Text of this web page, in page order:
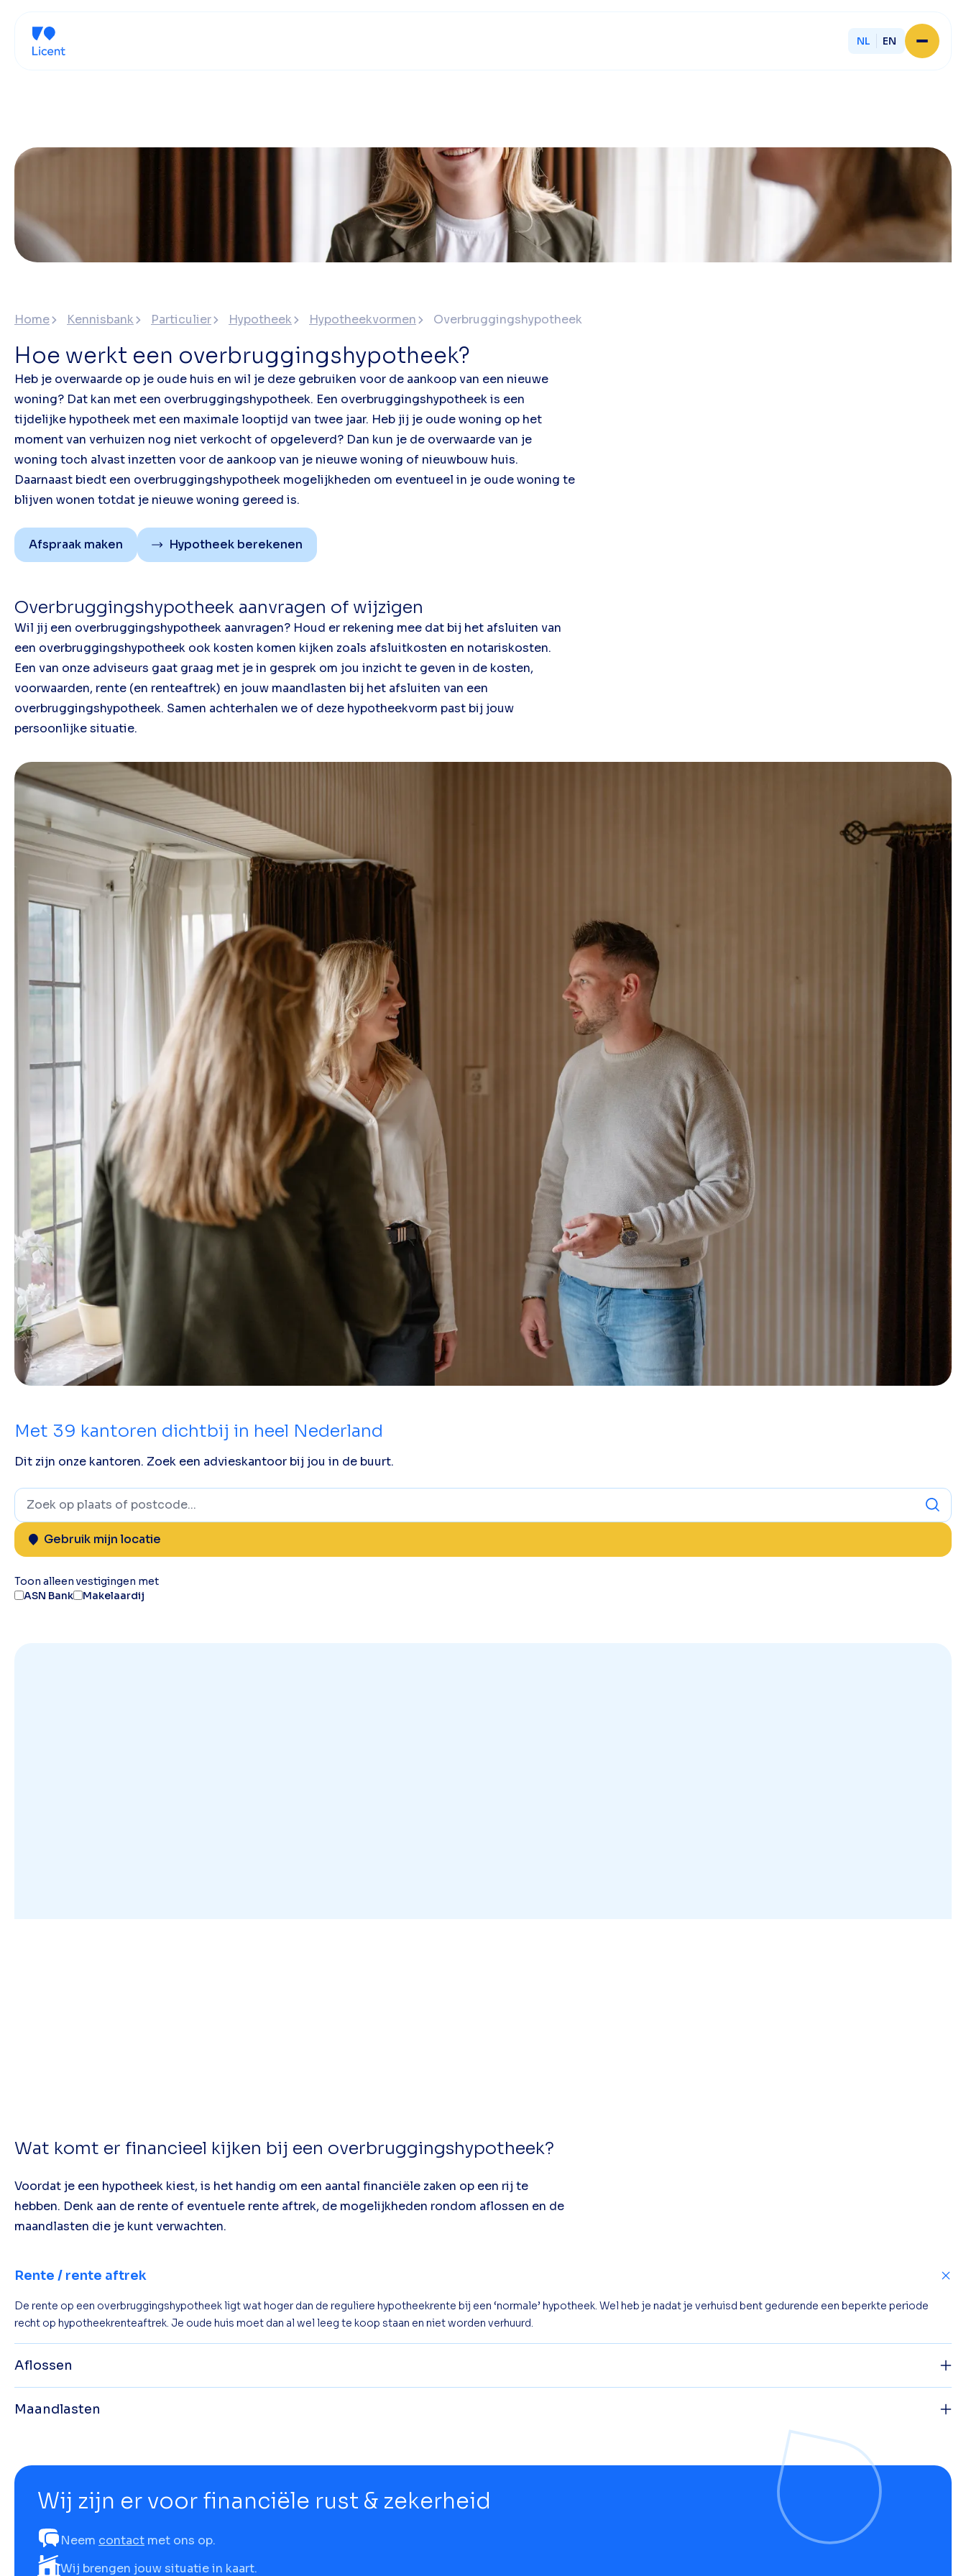
NL EN
Sluit je aan
Onze mensen
Actueel
Contact
Home Kennisbank Particulier Hypotheek Hypotheekvormen Overbruggingshypotheek
Hoe werkt een overbruggingshypotheek?
Heb je overwaarde op je oude huis en wil je deze gebruiken voor de aankoop van een nieuwe
woning? Dat kan met een overbruggingshypotheek. Een overbruggingshypotheek is een
tijdelijke hypotheek met een maximale looptijd van twee jaar. Heb jij je oude woning op het
moment van verhuizen nog niet verkocht of opgeleverd? Dan kun je de overwaarde van je
woning toch alvast inzetten voor de aankoop van je nieuwe woning of nieuwbouw huis.
Daarnaast biedt een overbruggingshypotheek mogelijkheden om eventueel in je oude woning te
blijven wonen totdat je nieuwe woning gereed is.
Afspraak maken Hypotheek berekenen
Overbruggingshypotheek aanvragen of wijzigen
Wil jij een overbruggingshypotheek aanvragen? Houd er rekening mee dat bij het afsluiten van
een overbruggingshypotheek ook kosten komen kijken zoals afsluitkosten en notariskosten.
Een van onze adviseurs gaat graag met je in gesprek om jou inzicht te geven in de kosten,
voorwaarden, rente (en renteaftrek) en jouw maandlasten bij het afsluiten van een
overbruggingshypotheek. Samen achterhalen we of deze hypotheekvorm past bij jouw
persoonlijke situatie.
Met 39 kantoren dichtbij in heel Nederland
Dit zijn onze kantoren. Zoek een advieskantoor bij jou in de buurt.
Gebruik mijn locatie
Toon alleen vestigingen met
ASN Bank
Makelaardij
Wat komt er financieel kijken bij een overbruggingshypotheek?
Voordat je een hypotheek kiest, is het handig om een aantal financiële zaken op een rij te
hebben. Denk aan de rente of eventuele rente aftrek, de mogelijkheden rondom aflossen en de
maandlasten die je kunt verwachten.
Rente / rente aftrek
De rente op een overbruggingshypotheek ligt wat hoger dan de reguliere hypotheekrente bij een ‘normale’ hypotheek. Wel heb je nadat je verhuisd bent gedurende een beperkte periode
recht op hypotheekrenteaftrek. Je oude huis moet dan al wel leeg te koop staan en niet worden verhuurd.
Aflossen
Maandlasten
Wij zijn er voor financiële rust & zekerheid
Neem contact met ons op.
Wij brengen jouw situatie in kaart.